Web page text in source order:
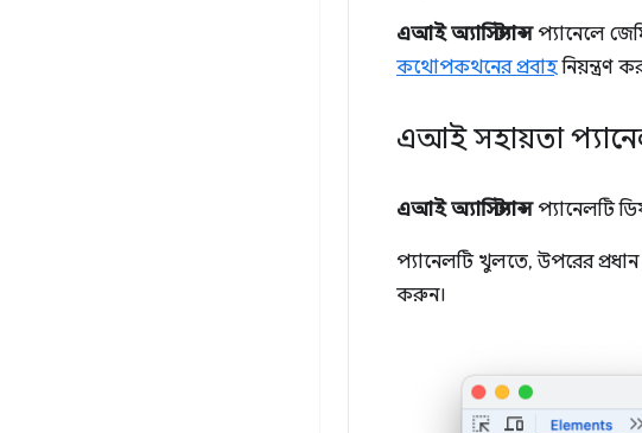
এআই অ্যাসিস্ট্যান্সপ্যানেলে
কথোপকথনের প্রবাহনিয়ন্ত্রণ
এআই সহায়তা
এআই অ্যাসিস্ট্যান্সপ্যানেলটি
প্যানেলটি খুলতে, উপরের প্রধান
করুন।